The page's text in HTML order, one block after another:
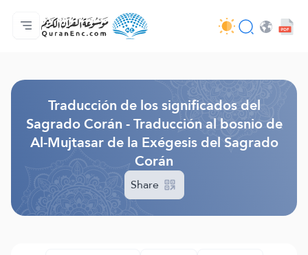
Página principal
Índice de traducciones
Audio
Servicios de desarrolladores - API
Sobre el proyecto
Contáctanos
Idioma
Traducción de los significados del
Sagrado Corán - Traducción al bosnio de
Al-Mujtasar de la Exégesis del Sagrado
Corán
Share